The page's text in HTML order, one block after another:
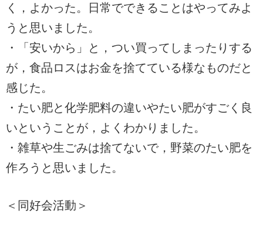
く，よかった。日常でできることはやってみよ
うと思いました。
・「安いから」と，つい買ってしまったりする
が，食品ロスはお金を捨てている様なものだと
感じた。
・たい肥と化学肥料の違いやたい肥がすごく良
いということが，よくわかりました。
・雑草や生ごみは捨てないで，野菜のたい肥を
作ろうと思いました。
＜同好会活動＞